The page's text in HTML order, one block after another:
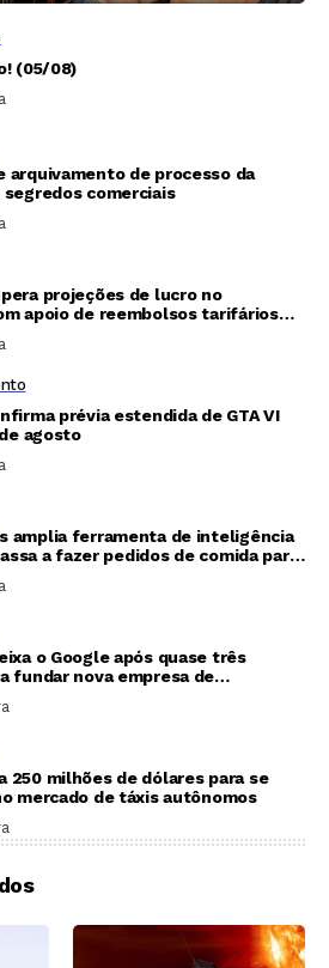
(05/08)
arquivamento de processo da
comerciais
projeções de lucro no
apoio de reembolsos tarifários
prévia estendida de GTA VI
agosto
amplia ferramenta de inteligência
a fazer pedidos de comida para
o Google após quase três
fundar nova empresa de
250 milhões de dólares para se
mercado de táxis autônomos